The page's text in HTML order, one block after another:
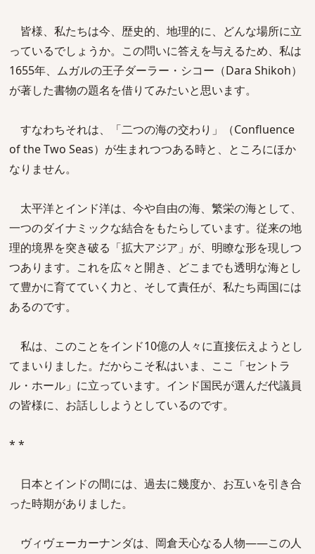
皆様、私たちは今、歴史的、地理的に、どんな場所に立
っているでしょうか。この問いに答えを与えるため、私は
1655年、ムガルの王子ダーラー・シコー（Dara Shikoh）
が著した書物の題名を借りてみたいと思います。
すなわちそれは、「二つの海の交わり」（Confluence
of the Two Seas）が生まれつつある時と、ところにほか
なりません。
太平洋とインド洋は、今や自由の海、繁栄の海として、
一つのダイナミックな結合をもたらしています。従来の地
理的境界を突き破る「拡大アジア」が、明瞭な形を現しつ
つあります。これを広々と開き、どこまでも透明な海とし
て豊かに育てていく力と、そして責任が、私たち両国には
あるのです。
私は、このことをインド10億の人々に直接伝えようとし
てまいりました。だからこそ私はいま、ここ「セントラ
ル・ホール」に立っています。インド国民が選んだ代議員
の皆様に、お話ししようとしているのです。
* *
日本とインドの間には、過去に幾度か、お互いを引き合
った時期がありました。
ヴィヴェーカーナンダは、岡倉天心なる人物――この人